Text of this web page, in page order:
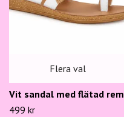
Flera val
Vit sandal med flätad rem
499 kr